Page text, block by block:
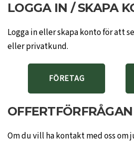
LOGGA IN / SKAPA
Logga in eller skapa konto för att
eller privatkund.
FÖRETAG
OFFERTFÖRFRÅGAN
Om du vill ha kontakt med oss